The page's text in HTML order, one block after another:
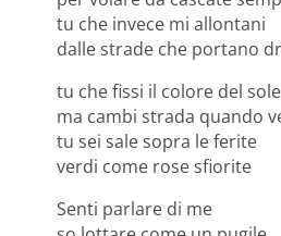
tu che invece mi allontani
dalle strade che portano
tu che fissi il colore del sole
ma cambi strada quando
tu sei sale sopra le ferite
verdi come rose sfiorite
Senti parlare di me